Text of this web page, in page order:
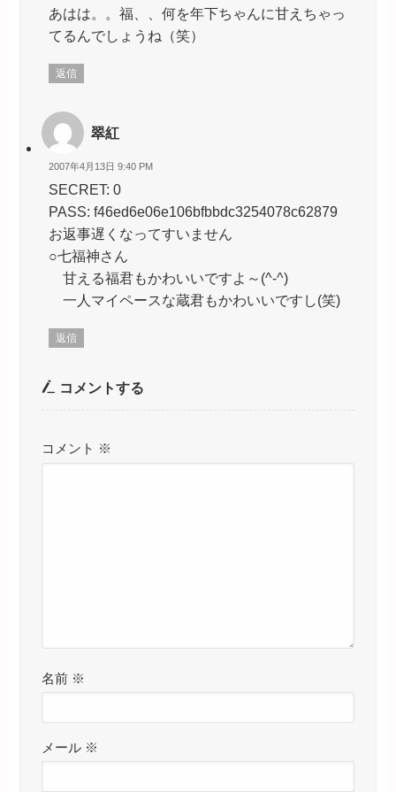
あはは。。福、、何を年下ちゃんに甘えちゃっ
てるんでしょうね（笑）
返信
翠紅
2007年4月13日 9:40 PM
SECRET: 0
PASS: f46ed6e06e106bfbbdc3254078c62879
お返事遅くなってすいません
○七福神さん
甘える福君もかわいいですよ～(^-^)
一人マイペースな蔵君もかわいいですし(笑)
返信
コメントする
コメント ※
名前 ※
メール ※